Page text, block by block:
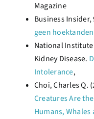
Magazine
Business Insider,
geen
National
Kidney Disease.
Intolerance,
Choi, Charles Q.
Creatures Are
Humans,